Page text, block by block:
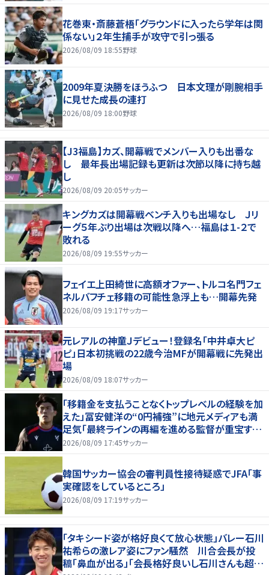
花巻東・斎藤蒼梧「グラウンドに入ったら学年は関
係ない」２年生捕手が攻守で引っ張る
2026/08/09 18:55野球
2009年夏決勝をほうふつ 日本文理が剛腕相手
に見せた成長の連打
2026/08/09 18:00野球
【J3福島】カズ、開幕戦でメンバー入りも出番な
し 最年長出場記録も更新は次節以降に持ち越
し
2026/08/09 20:05サッカー
キングカズは開幕戦ベンチ入りも出場なし Ｊリ
ーグ５年ぶり出場は次戦以降へ…福島は１-２で
敗れる
2026/08/09 19:55サッカー
フェイエ上田綺世に高額オファー、トルコ名門フェ
ネルバフチェ移籍の可能性急浮上も…開幕先発
2026/08/09 19:17サッカー
元レアルの神童Ｊデビュー！登録名「中井卓大ピ
ピ」日本初挑戦の22歳今治MFが開幕戦に先発出
場
2026/08/09 18:07サッカー
「移籍金を支払うことなくトップレベルの経験を加
えた」冨安健洋の“0円補強”に地元メディアも満
足気「最終ラインの再編を進める監督が重宝する
柔軟性を備えている」
2026/08/09 17:45サッカー
韓国サッカー協会の審判員性接待疑惑でJFA「事
実確認をしているところ」
2026/08/09 17:19サッカー
「タキシード姿が格好良くて放心状態」バレー石川
祐希らの激レア姿にファン騒然 川合会長が投
稿「鼻血が出る」「会長格好良いし石川さんも超格